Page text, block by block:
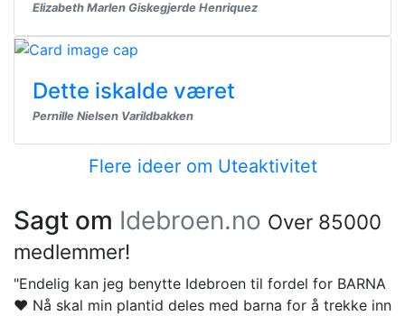
Elizabeth Marlen Giskegjerde Henriquez
Dette iskalde været
Pernille Nielsen Varildbakken
Flere ideer om Uteaktivitet
Sagt om Idebroen.no Over 85000
medlemmer!
"Endelig kan jeg benytte Idebroen til fordel for BARNA
❤️ Nå skal min plantid deles med barna for å trekke inn